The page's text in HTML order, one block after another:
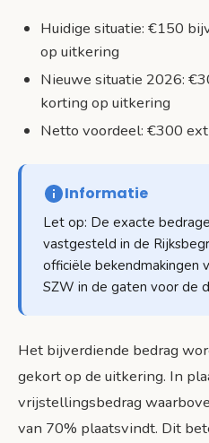
Huidige situatie: €150
op uitkering
Nieuwe situatie 2026:
korting op uitkering
Netto voordeel: €300
Informatie
Let op: De exacte
vastgesteld in de
officiële bekendmakingen
SZW in de gaten voor de
Het bijverdiende bedrag
gekort op de uitkering. In
vrijstellingsbedrag
van 70% plaatsvindt. Dit